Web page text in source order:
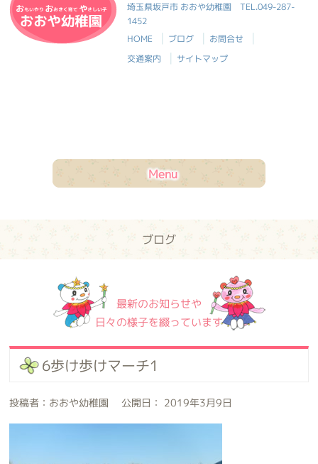
おおや幼稚園
埼玉県坂戸市 おおや幼稚園TEL.049-287-
1452
HOME | ブログ | お問合せ |
交通案内 | サイトマップ
Menu
ブログ
最新のお知らせや
日々の様子を綴っています
6歩け歩けマーチ1
投稿者：おおや幼稚園 公開日： 2019年3月9日